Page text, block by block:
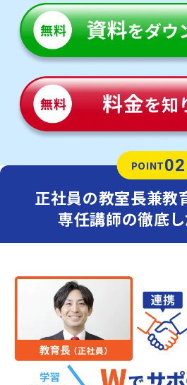
POINT02
正社員の教室長兼教
専任講師の徹底し